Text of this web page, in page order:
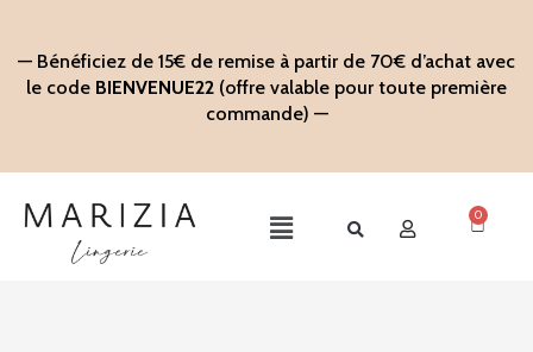
contenu
— Bénéficiez de 15€ de remise à partir de 70€ d’achat avec
le code BIENVENUE22 (offre valable pour toute première
commande) —
Main
0
Panier